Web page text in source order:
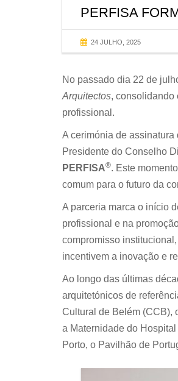
PERFISA
24 JULHO, 2025
No passado dia 22 de
Arquitectos, consolidando
profissional.
A cerimónia de assinatura
Presidente do Conselho
PERFISA®. Este
comum para o futuro da
A parceria marca o início
profissional e na
compromisso
incentivem a inovação e
Ao longo das últimas
arquitetónicos de
Cultural de Belém (CCB),
a Maternidade do
Porto, o Pavilhão de